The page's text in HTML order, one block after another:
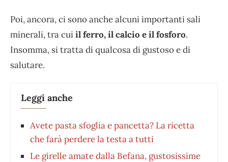
Poi, ancora, ci sono anche alcuni importanti sali
minerali, tra cuiil ferro, il calcio e il fosforo.
Insomma, si tratta di qualcosa di gustoso e di
salutare.
Leggi anche
Avete pasta sfoglia e pancetta? La ricetta
che farà perdere la testa a tutti
Le girelle amate dalla Befana, gustosissime